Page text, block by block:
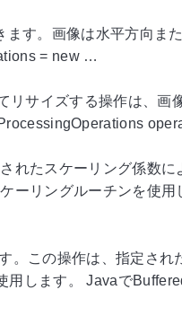
す。画像は水平方向ま
= new …
サイズする操作は、画
れたスケーリング係数
リングルーチンを使用
。この操作は、指定さ
用します。 Javaで